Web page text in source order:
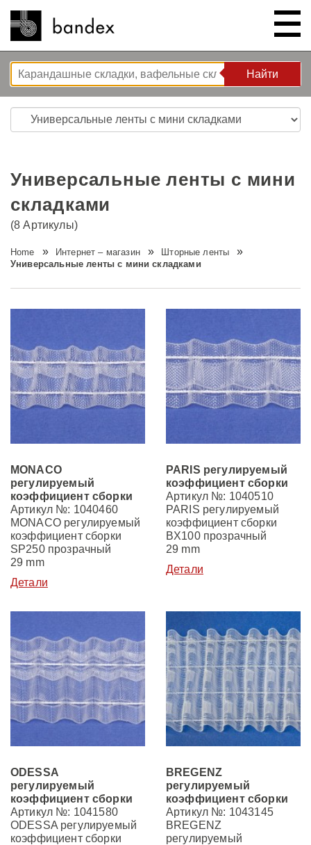
ИНТЕРНЕТ – МАГАЗИН
КОРЗИНА РЕШЕНИЙ
Решения для спальни
Новые разработки
Волновая система L’ONDA
Лента волна ELIZA
Лента волна MATILDA
Креативные идеи
Зонирование пространства
O НАС
Компания
Тур по компании
Производство
Принципы
Отрасли деятельности
ИНСТРУКЦИИ/СОВЕТЫ И
РЕКОМЕНДАЦИИ
РЕКОМЕНДАЦИИ ПО РАБОТЕ С
ЛЕНТАМИ
СКАЧАТЬ БРОШЮРЫ
Найти
DE EN RU
Вход в личный кабинет
Найти
Универсальные ленты с мини
складками
(8 Артикулы)
Home Интернет – магазин
Шторные ленты
Универсальные ленты с мини складками
MONACO
регулируемый
коэффициент сборки
Артикул №: 1040460
MONACO регулируемый
коэффициент сборки
SP250 прозрачный
29 mm
Детали
PARIS регулируемый
коэффициент сборки
Артикул №: 1040510
PARIS регулируемый
коэффициент сборки
BX100 прозрачный
29 mm
Детали
ODESSA
регулируемый
коэффициент сборки
Артикул №: 1041580
ODESSA регулируемый
коэффициент сборки
BREGENZ
регулируемый
коэффициент сборки
Артикул №: 1043145
BREGENZ
регулируемый